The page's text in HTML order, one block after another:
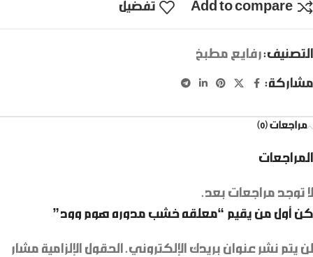
Add to compare تفضيل
التصنيف:رفايع مطبخ
مشاركة:
مراجعات (0)
المراجعات
لا توجد مراجعات بعد.
كن أول من يقيم “معلقه خشب مدوره هوم وود”
لن يتم نشر عنوان بريدك الإلكتروني. الحقول الإلزامية مشار